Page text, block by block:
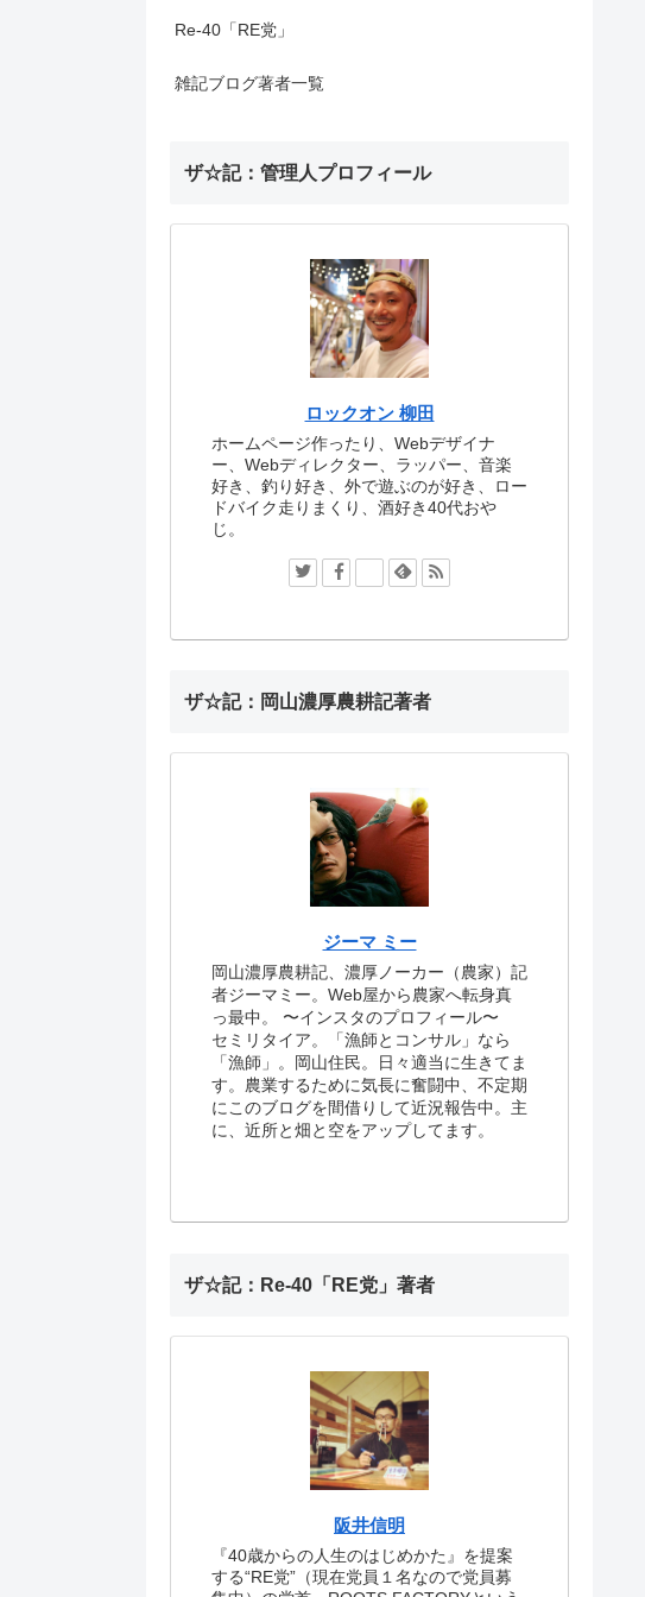
Re-40「RE党」
雑記ブログ著者一覧
ザ☆記：管理人プロフィール
ロックオン 柳田
ホームページ作ったり、Webデザイナ
ー、Webディレクター、ラッパー、音楽
好き、釣り好き、外で遊ぶのが好き、ロー
ドバイク走りまくり、酒好き40代おや
じ。
ザ☆記：岡山濃厚農耕記著者
ジーマ ミー
岡山濃厚農耕記、濃厚ノーカー（農家）記
者ジーマミー。Web屋から農家へ転身真
っ最中。
〜インスタのプロフィール〜
セミリタイア。「漁師とコンサル」なら
「漁師」。岡山住民。日々適当に生きてま
す。農業するために気長に奮闘中、不定期
にこのブログを間借りして近況報告中。主
に、近所と畑と空をアップしてます。
ザ☆記：Re-40「RE党」著者
阪井信明
『40歳からの人生のはじめかた』を提案
する“RE党”（現在党員１名なので党員募